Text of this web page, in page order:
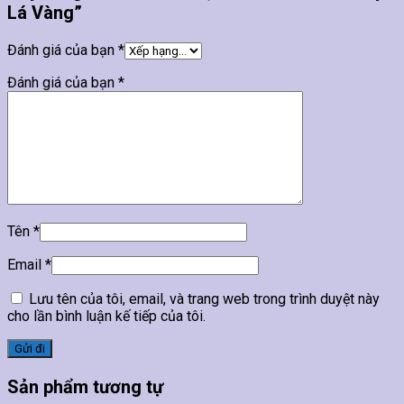
Lá Vàng”
Đánh giá của bạn *
Đánh giá của bạn *
Tên *
Email *
Lưu tên của tôi, email, và trang web trong trình duyệt này
cho lần bình luận kế tiếp của tôi.
Sản phẩm tương tự